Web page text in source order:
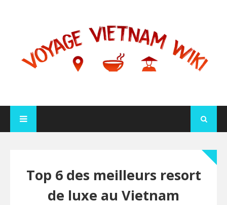
Top 6 des meilleurs resort
de luxe au Vietnam